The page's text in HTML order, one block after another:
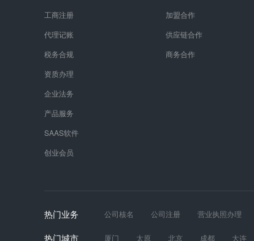
工商注册
代理记账
税务合规
资质办理
企业法务
产品服务
SAAS软件
创业会员
加盟合作
供应链合作
商务合作
热门业务 公司核名 公司注册 营业执照办理
发票真伪
财税服务 工商年报 道
热门城市 厦门 太原 北京 成都 大连